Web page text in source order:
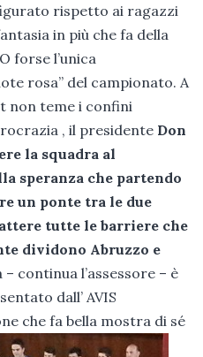
rispetto ai ragazzi
in più che fa della
forse l’unica
rosa” del campionato. A
non teme i confini
, il presidente Don
la squadra al
speranza che partendo
un ponte tra le due
tutte le barriere che
dividono Abruzzo e
continua l’assessore – è
dall’ AVIS
che fa bella mostra di sé